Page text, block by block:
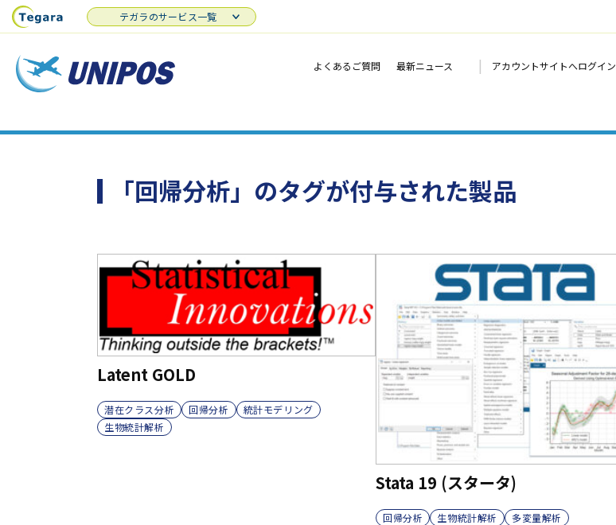
よくあるご質問 最新ニュース | アカウントサイトへログイン
テガラのサービス一覧
「回帰分析」のタグが付与された製品
Latent GOLD
潜在クラス分析 回帰分析
統計モデリング
生物統計解析
Stata 19 (スタータ)
回帰分析 生物統計解析
多変量解析